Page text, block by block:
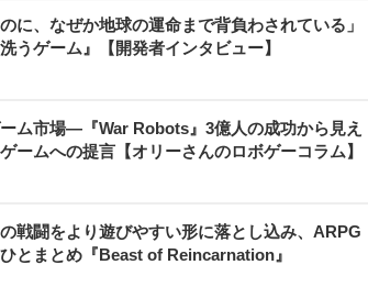
に、なぜか地球の運命まで背負わされている」
うゲーム』【開発者インタビュー】
ム市場―『War Robots』3億人の成功から見え
ームへの提言【オリーさんのロボゲーコラム】
戦闘をより遊びやすい形に落とし込み、ARPG
とまとめ『Beast of Reincarnation』